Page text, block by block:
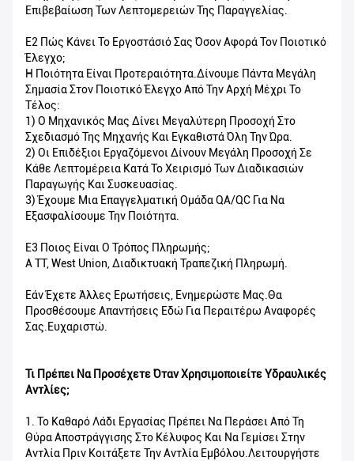
Επιβεβαίωση Των Λεπτομερειών Της Παραγγελίας.
Ε2 Πώς Κάνει Το Εργοστάσιό Σας Όσον Αφορά Τον Ποιοτικό
Έλεγχο;
Η Ποιότητα Είναι Προτεραιότητα.Δίνουμε Πάντα Μεγάλη
Σημασία Στον Ποιοτικό Έλεγχο Από Την Αρχή Μέχρι Το
Τέλος:
1) Ο Μηχανικός Μας Δίνει Μεγαλύτερη Προσοχή Στο
Σχεδιασμό Της Μηχανής Και Εγκαθιστά Όλη Την Ώρα.
2) Οι Επιδέξιοι Εργαζόμενοι Δίνουν Μεγάλη Προσοχή Σε
Κάθε Λεπτομέρεια Κατά Το Χειρισμό Των Διαδικασιών
Παραγωγής Και Συσκευασίας.
3) Έχουμε Μια Επαγγελματική Ομάδα QA/QC Για Να
Εξασφαλίσουμε Την Ποιότητα.
Ε3 Ποιος Είναι Ο Τρόπος Πληρωμής;
A TT, West Union, Διαδικτυακή Τραπεζική Πληρωμή.
Εάν Έχετε Άλλες Ερωτήσεις, Ενημερώστε Μας.Θα
Προσθέσουμε Απαντήσεις Εδώ Για Περαιτέρω Αναφορές
Σας.Ευχαριστώ.
Τι Πρέπει Να Προσέχετε Όταν Χρησιμοποιείτε Υδραυλικές
Αντλίες;
1. Το Καθαρό Λάδι Εργασίας Πρέπει Να Περάσει Από Τη
Θύρα Αποστράγγισης Στο Κέλυφος Και Να Γεμίσει Στην
Αντλία Πριν Κοιτάξετε Την Αντλία Εμβόλου.Λειτουργήστε